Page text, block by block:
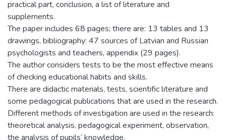
practical part, conclusion, a list of literature and
supplements.
The paper includes 68 pages; there are: 13 tables and 13
drawings, bibliography: 47 sources of Latvian and Russian
psychologists and teachers, appendix (29 pages).
The author considers tests to be the most effective means
of checking educational habits and skills.
There are didactic materials, tests, scientific literature and
some pedagogical publications that are used in the research.
Different methods of investigation are used in the research:
theoretical analysis, pedagogical experiment, observation,
the analysis of pupils’ knowledge.